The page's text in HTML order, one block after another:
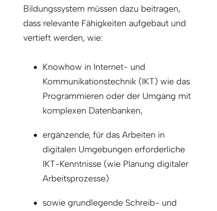
Bildungssystem müssen dazu beitragen,
dass relevante Fähigkeiten aufgebaut und
vertieft werden, wie:
Knowhow in Internet- und
Kommunikationstechnik (IKT) wie das
Programmieren oder der Umgang mit
komplexen Datenbanken,
ergänzende, für das Arbeiten in
digitalen Umgebungen erforderliche
IKT-Kenntnisse (wie Planung digitaler
Arbeitsprozesse)
sowie grundlegende Schreib- und